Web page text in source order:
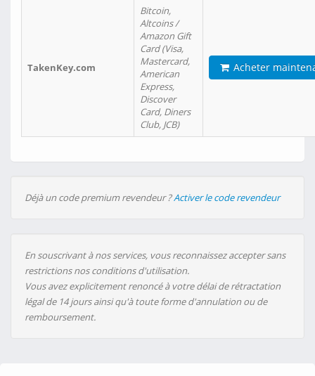
TakenKey.com
Bitcoin,
Altcoins /
Amazon Gift
Card (Visa,
Mastercard,
American
Express,
Discover
Card, Diners
Club, JCB)
Acheter
Déjà un code premium revendeur ?Activer le code revendeur
En souscrivant à nos services, vous reconnaissez accepter sans
restrictions nos conditions d'utilisation.
Vous avez explicitement renoncé à votre délai de rétractation
légal de 14 jours ainsi qu'à toute forme d'annulation ou de
remboursement.